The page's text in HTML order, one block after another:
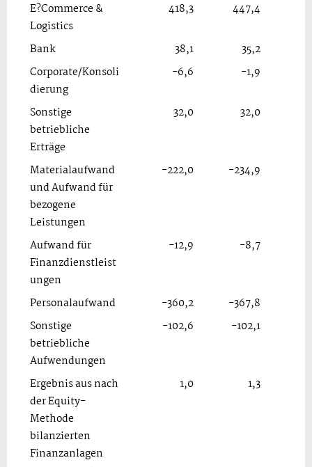
E?Commerce &
Logistics
418,3 447,4
Bank 38,1
35,2
Corporate/Konsoli
dierung
-6,6 -1,9
Sonstige
betriebliche
Erträge
32,0 32,0
Materialaufwand
und Aufwand für
bezogene
Leistungen
-222,0 -234,9
Aufwand für
Finanzdienstleist
ungen
-12,9 -8,7
Personalaufwand -360,2
-367,8
Sonstige
betriebliche
Aufwendungen
-102,6 -102,1
Ergebnis aus nach
der Equity-
Methode
bilanzierten
Finanzanlagen
1,0 1,3